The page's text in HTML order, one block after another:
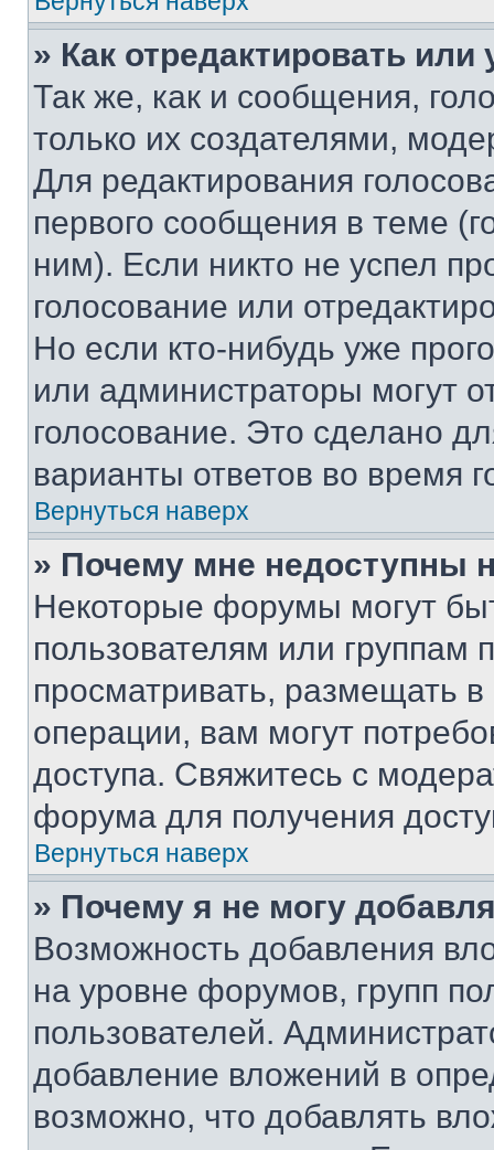
» Как отредактировать
Так же, как и сообщения,
только их создателями,
Для редактирования
первого сообщения в теме
ним). Если никто не успел
голосование или
Но если кто-нибудь уже
или администраторы могут
голосование. Это сделано
варианты ответов во время
Вернуться наверх
» Почему мне недоступны
Некоторые форумы могут
пользователям или группам
просматривать, размещать
операции, вам могут
доступа. Свяжитесь с
форума для получения
Вернуться наверх
» Почему я не могу
Возможность добавления
на уровне форумов, групп
пользователей.
добавление вложений в
возможно, что добавлять